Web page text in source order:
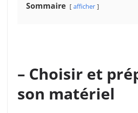
Sommaire afficher
– Choisir et
son matériel